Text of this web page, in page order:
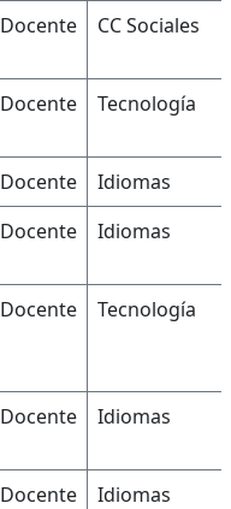
Docente CC Sociales
Docente Tecnología
Docente
Idiomas
Docente Idiomas
Docente Tecnología
Docente Idiomas
Docente Idiomas